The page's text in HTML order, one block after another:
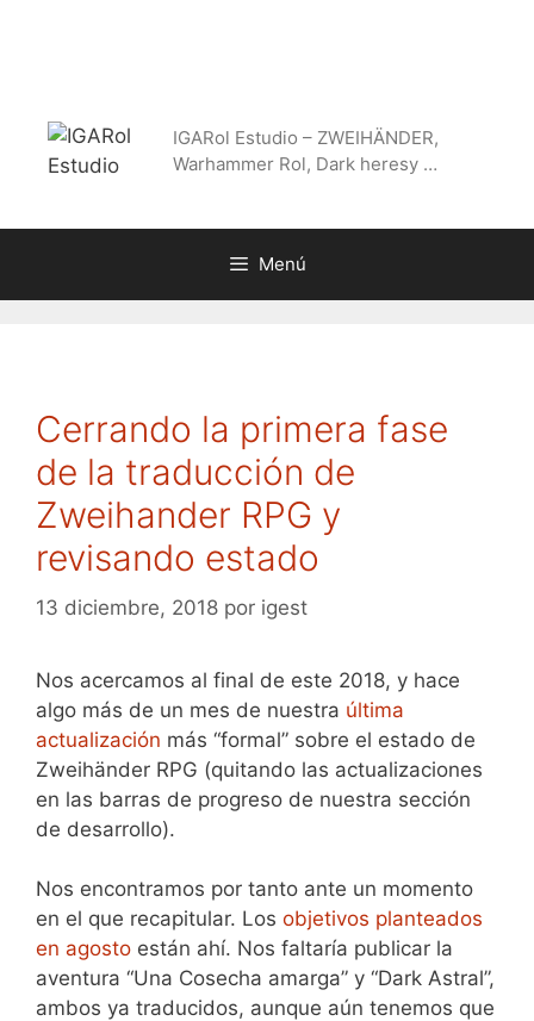
IGARol Estudio – ZWEIHÄNDER,
Warhammer Rol, Dark heresy …
Menú
Cerrando la primera fase
de la traducción de
Zweihander RPG y
revisando estado
13 diciembre, 2018 por igest
Nos acercamos al final de este 2018, y hace
algo más de un mes de nuestra última
actualización más “formal” sobre el estado de
Zweihänder RPG (quitando las actualizaciones
en las barras de progreso de nuestra sección
de desarrollo).
Nos encontramos por tanto ante un momento
en el que recapitular. Los objetivos planteados
en agosto están ahí. Nos faltaría publicar la
aventura “Una Cosecha amarga” y “Dark Astral”,
ambos ya traducidos, aunque aún tenemos que